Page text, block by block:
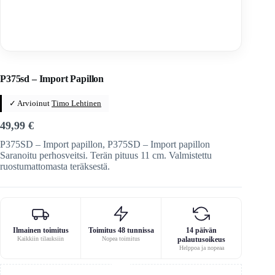
P375sd – Import Papillon
✓ Arvioinut Timo Lehtinen
49,99 €
P375SD – Import papillon, P375SD – Import papillon
Saranoitu perhosveitsi. Terän pituus 11 cm. Valmistettu
ruostumattomasta teräksestä.
Ilmainen toimitus
Kaikkiin tilauksiin
Toimitus 48 tunnissa
Nopea toimitus
14 päivän
palautusoikeus
Helppoa ja nopeaa